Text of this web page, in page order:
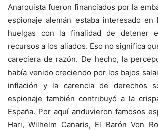
Anarquista fueron financiados por la
espionaje alemán estaba interesado en
huelgas con la finalidad de detener
recursos a los aliados. Eso no significa
careciera de razón. De hecho, la
había venido creciendo por los bajos
inflación y la carencia de derechos
espionaje también contribuyó a la
España. Por aquí anduvieron famosos
Hari, Wilhelm Canaris, El Barón Von